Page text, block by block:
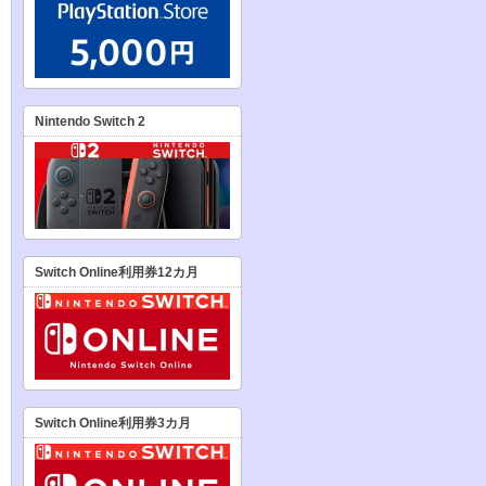
Nintendo Switch 2
Switch Online利用券12カ月
Switch Online利用券3カ月